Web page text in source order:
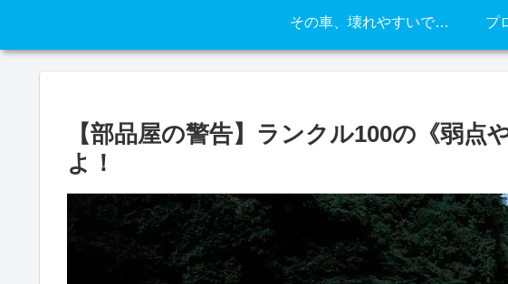
その車、壊れやすいですよ・・・ プ
【部品屋の警告】ランクル100の《弱点
よ！